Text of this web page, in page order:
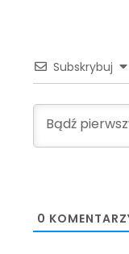
Subskrybuj
0